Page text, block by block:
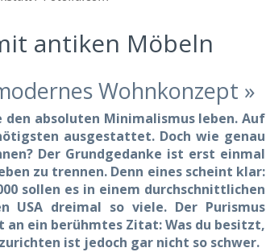
antiken Möbeln
Wohnkonzept »
absoluten Minimalismus leben. Auf
ausgestattet. Doch wie genau
Der Grundgedanke ist erst einmal
zu trennen. Denn eines scheint klar:
sollen es in einem durchschnittlichen
USA dreimal so viele. Der Purismus
ein berühmtes Zitat: Was du besitzt,
ist jedoch gar nicht so schwer.